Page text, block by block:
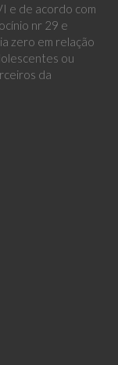
e de acordo com
nr 29 e
zero em relação
ou
da